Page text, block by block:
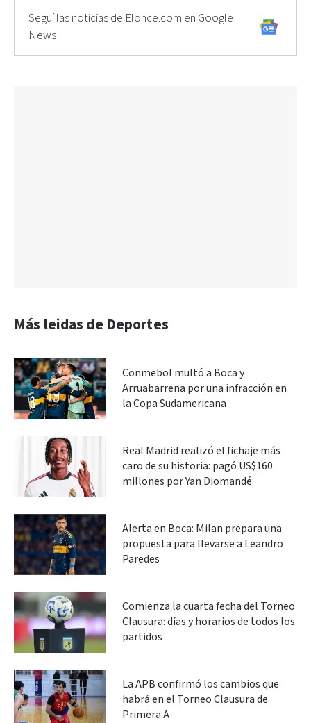
Seguí las noticias de Elonce.com en Google
News
Más leidas de Deportes
Conmebol multó a Boca y
Arruabarrena por una infracción en
la Copa Sudamericana
Real Madrid realizó el fichaje más
caro de su historia: pagó US$160
millones por Yan Diomandé
Alerta en Boca: Milan prepara una
propuesta para llevarse a Leandro
Paredes
Comienza la cuarta fecha del Torneo
Clausura: días y horarios de todos los
partidos
La APB confirmó los cambios que
habrá en el Torneo Clausura de
Primera A